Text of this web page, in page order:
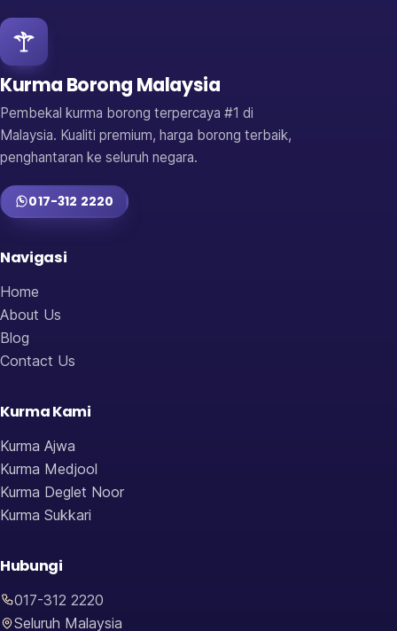
Kurma Borong Malaysia
Pembekal kurma borong terpercaya #1 di
Malaysia. Kualiti premium, harga borong terbaik,
penghantaran ke seluruh negara.
017-312 2220
Navigasi
Home
About Us
Blog
Contact Us
Kurma Kami
Kurma Ajwa
Kurma Medjool
Kurma Deglet Noor
Kurma Sukkari
Hubungi
017-312 2220
Seluruh Malaysia